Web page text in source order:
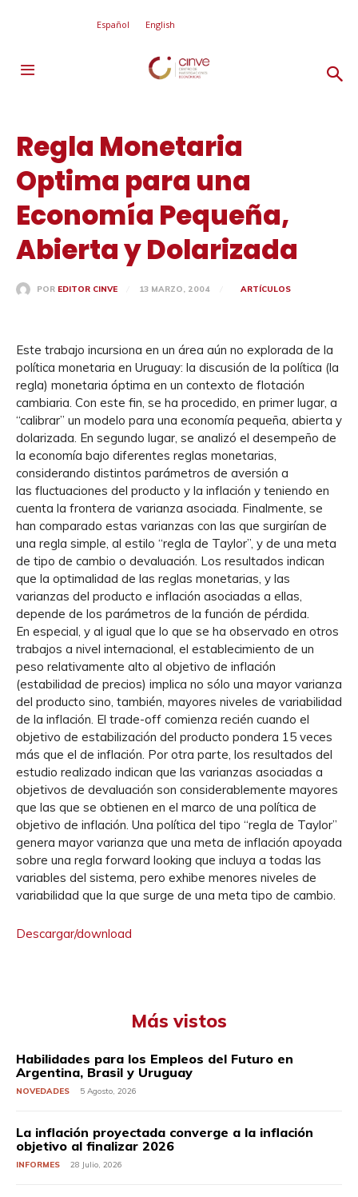
Español English
Regla Monetaria
Optima para una
Economía Pequeña,
Abierta y Dolarizada
POR EDITOR CINVE 13 MARZO, 2004 ARTÍCULOS
Este trabajo incursiona en un área aún no explorada de la
política monetaria en Uruguay: la discusión de la política (la
regla) monetaria óptima en un contexto de flotación
cambiaria. Con este fin, se ha procedido, en primer lugar, a
“calibrar” un modelo para una economía pequeña, abierta y
dolarizada. En segundo lugar, se analizó el desempeño de
la economía bajo diferentes reglas monetarias,
considerando distintos parámetros de aversión a
las fluctuaciones del producto y la inflación y teniendo en
cuenta la frontera de varianza asociada. Finalmente, se
han comparado estas varianzas con las que surgirían de
una regla simple, al estilo “regla de Taylor”, y de una meta
de tipo de cambio o devaluación. Los resultados indican
que la optimalidad de las reglas monetarias, y las
varianzas del producto e inflación asociadas a ellas,
depende de los parámetros de la función de pérdida.
En especial, y al igual que lo que se ha observado en otros
trabajos a nivel internacional, el establecimiento de un
peso relativamente alto al objetivo de inflación
(estabilidad de precios) implica no sólo una mayor varianza
del producto sino, también, mayores niveles de variabilidad
de la inflación. El trade-off comienza recién cuando el
objetivo de estabilización del producto pondera 15 veces
más que el de inflación. Por otra parte, los resultados del
estudio realizado indican que las varianzas asociadas a
objetivos de devaluación son considerablemente mayores
que las que se obtienen en el marco de una política de
objetivo de inflación. Una política del tipo “regla de Taylor”
genera mayor varianza que una meta de inflación apoyada
sobre una regla forward looking que incluya a todas las
variables del sistema, pero exhibe menores niveles de
variabilidad que la que surge de una meta tipo de cambio.
Descargar/download
Más vistos
Habilidades para los Empleos del Futuro en
Argentina, Brasil y Uruguay
NOVEDADES 5 Agosto, 2026
La inflación proyectada converge a la inflación
objetivo al finalizar 2026
INFORMES 28 Julio, 2026